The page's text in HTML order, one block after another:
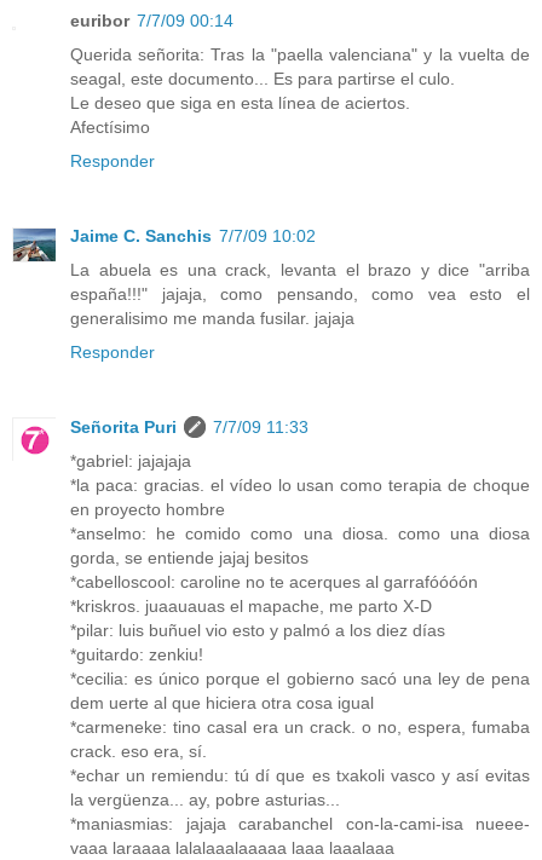
euribor 7/7/09 00:14
Querida señorita: Tras la "paella valenciana" y la vuelta de
seagal, este documento... Es para partirse el culo.
Le deseo que siga en esta línea de aciertos.
Afectísimo
Responder
Jaime C. Sanchis 7/7/09 10:02
La abuela es una crack, levanta el brazo y dice "arriba
españa!!!" jajaja, como pensando, como vea esto el
generalisimo me manda fusilar. jajaja
Responder
Señorita Puri
7/7/09 11:33
*gabriel: jajajaja
*la paca: gracias. el vídeo lo usan como terapia de choque
en proyecto hombre
*anselmo: he comido como una diosa. como una diosa
gorda, se entiende jajaj besitos
*cabelloscool: caroline no te acerques al garrafóóóón
*kriskros. juaauauas el mapache, me parto X-D
*pilar: luis buñuel vio esto y palmó a los diez días
*guitardo: zenkiu!
*cecilia: es único porque el gobierno sacó una ley de pena
dem uerte al que hiciera otra cosa igual
*carmeneke: tino casal era un crack. o no, espera, fumaba
crack. eso era, sí.
*echar un remiendu: tú dí que es txakoli vasco y así evitas
la vergüenza... ay, pobre asturias...
*maniasmias: jajaja carabanchel con-la-cami-isa nueee-
vaaa laraaaa lalalaaalaaaaa laaa laaalaaa